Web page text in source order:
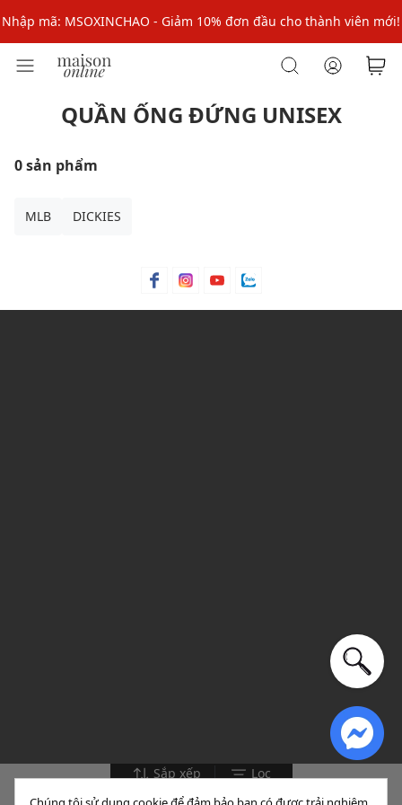
Nhập mã: MSOXINCHAO - Giảm 10% đơn đầu cho thành viên mới!
Nhập mã MSOPAY100: giảm ngay 10% khi thanh toán trực tuyến
Sắp xếp Lọc
QUẦN ỐNG ĐỨNG UNISEX
0 sản phẩm
MLB DICKIES